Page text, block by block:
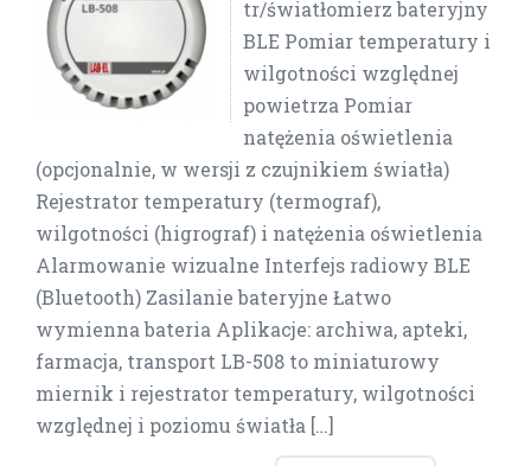
tr/światłomierz bateryjny
BLE Pomiar temperatury i
wilgotności względnej
powietrza Pomiar
natężenia oświetlenia
(opcjonalnie, w wersji z czujnikiem światła)
Rejestrator temperatury (termograf),
wilgotności (higrograf) i natężenia oświetlenia
Alarmowanie wizualne Interfejs radiowy BLE
(Bluetooth) Zasilanie bateryjne Łatwo
wymienna bateria Aplikacje: archiwa, apteki,
farmacja, transport LB-508 to miniaturowy
miernik i rejestrator temperatury, wilgotności
względnej i poziomu światła […]